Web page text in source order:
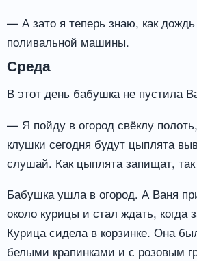
— А зато я теперь знаю, как
поливальной машины.
Среда
В этот день бабушка не пустила
— Я пойду в огород свёклу
клушки сегодня будут цыплята
слушай. Как цыплята запищат,
Бабушка ушла в огород. А Ваня
около курицы и стал ждать, когда
Курица сидела в корзинке. Она
белыми крапинками и с розовым